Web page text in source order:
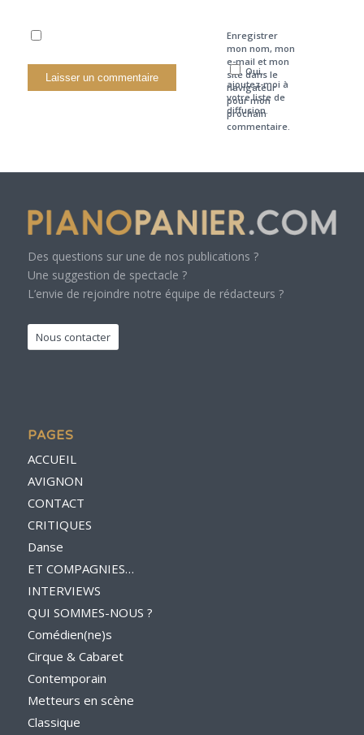
Enregistrer
mon nom, mon
e-mail et mon
site dans le
navigateur
pour mon
prochain
commentaire.
Oui,
ajoutez-moi à
votre liste de
diffusion.
Des questions sur une de nos publications ?
Une suggestion de spectacle ?
L’envie de rejoindre notre équipe de rédacteurs ?
Nous contacter
PAGES
ACCUEIL
AVIGNON
CONTACT
CRITIQUES
Danse
ET COMPAGNIES…
INTERVIEWS
QUI SOMMES-NOUS ?
Comédien(ne)s
Cirque & Cabaret
Contemporain
Metteurs en scène
Classique